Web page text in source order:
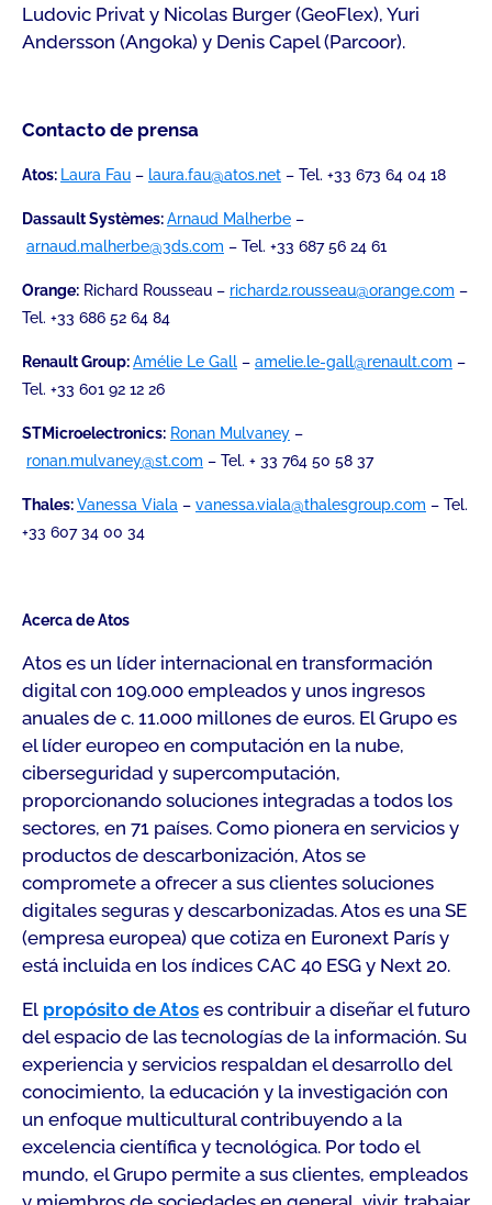
Ludovic Privat y Nicolas Burger (GeoFlex), Yuri
Andersson (Angoka) y Denis Capel (Parcoor).
Contacto de prensa
Atos: Laura Fau – laura.fau@atos.net – Tel. +33 673 64 04 18
Dassault Systèmes:Arnaud Malherbe –
arnaud.malherbe@3ds.com – Tel. +33 687 56 24 61
Orange: Richard Rousseau – richard2.rousseau@orange.com –
Tel. +33 686 52 64 84
Renault Group:Amélie Le Gall – amelie.le-gall@renault.com –
Tel. +33 601 92 12 26
STMicroelectronics: Ronan Mulvaney –
ronan.mulvaney@st.com – Tel. + 33 764 50 58 37
Thales:Vanessa Viala – vanessa.viala@thalesgroup.com – Tel.
+33 607 34 00 34
Acerca de Atos
Atos es un líder internacional en transformación
digital con 109.000 empleados y unos ingresos
anuales de c. 11.000 millones de euros. El Grupo es
el líder europeo en computación en la nube,
ciberseguridad y supercomputación,
proporcionando soluciones integradas a todos los
sectores, en 71 países. Como pionera en servicios y
productos de descarbonización, Atos se
compromete a ofrecer a sus clientes soluciones
digitales seguras y descarbonizadas. Atos es una SE
(empresa europea) que cotiza en Euronext París y
está incluida en los índices CAC 40 ESG y Next 20.
El propósito de Atos es contribuir a diseñar el futuro
del espacio de las tecnologías de la información. Su
experiencia y servicios respaldan el desarrollo del
conocimiento, la educación y la investigación con
un enfoque multicultural contribuyendo a la
excelencia científica y tecnológica. Por todo el
mundo, el Grupo permite a sus clientes, empleados